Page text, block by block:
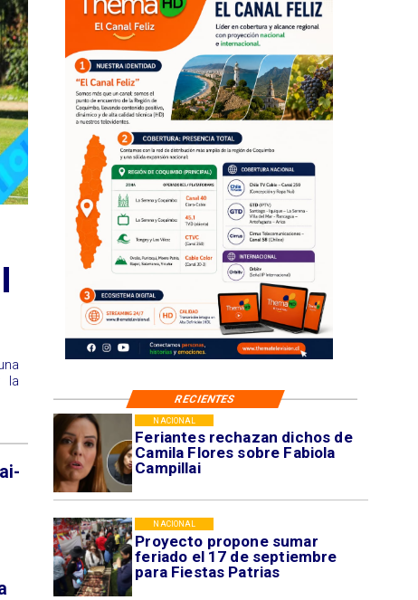
Feriantes rechazan dichos de
Camila Flores sobre Fabiola
Campillai
NACIONAL
Proyecto propone sumar
feriado el 17 de septiembre
para Fiestas Patrias
NACIONAL
la
RECIENTES